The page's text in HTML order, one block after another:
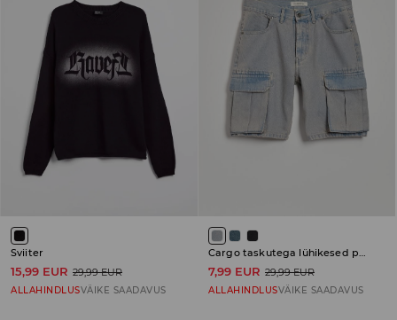
Sviiter
15,99 EUR 29,99 EUR
ALLAHINDLUSVÄIKE SAADAVUS
7,99 EUR 29,99 EUR
ALLAHINDLUSVÄIKE SAADAVUS